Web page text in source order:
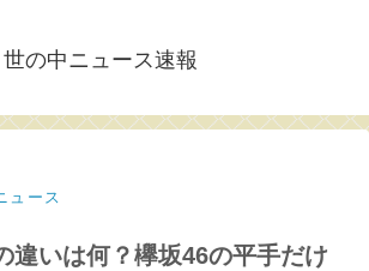
世の中ニュース速報
ュース
違いは何？欅坂46の平手だけ